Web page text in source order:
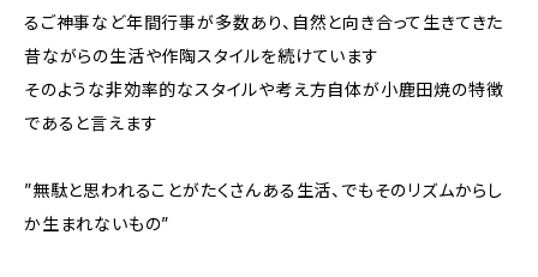
るご神事など年間行事が多数あり、自然と向き合って生きてきた
昔ながらの生活や作陶スタイルを続けています
そのような非効率的なスタイルや考え方自体が小鹿田焼の特徴
であると言えます
”無駄と思われることがたくさんある生活、でもそのリズムからし
か生まれないもの”